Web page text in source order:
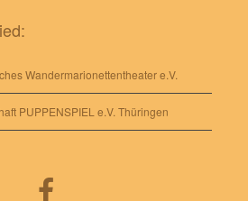
Wandermarionettentheater e.V.
PUPPENSPIEL e.V. Thüringen